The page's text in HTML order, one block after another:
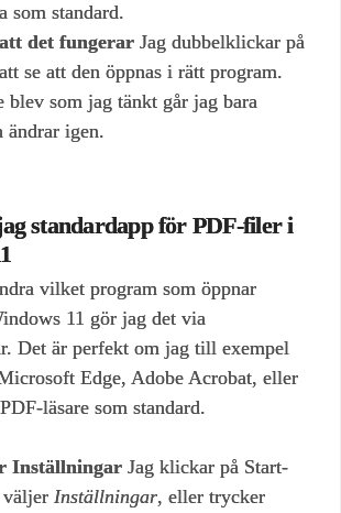
som standard.
det fungerar Jag dubbelklickar på
se att den öppnas i rätt program.
blev som jag tänkt går jag bara
ändrar igen.
standardapp för PDF‑filer i
vilket program som öppnar
11 gör jag det via
Det är perfekt om jag till exempel
Edge, Adobe Acrobat, eller
som standard.
Inställningar Jag klickar på Start-
väljer Inställningar, eller trycker